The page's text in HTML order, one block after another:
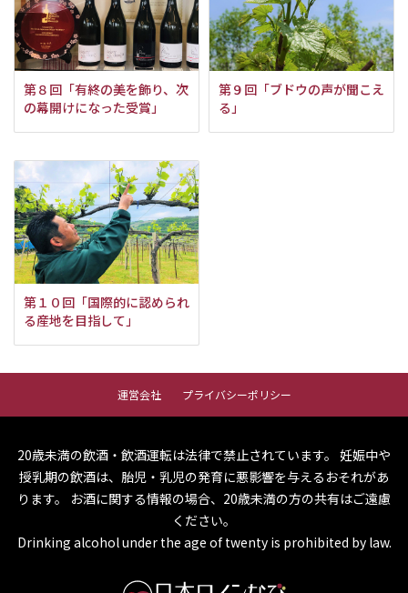
第８回「有終の美を飾り、次
の幕開けになった受賞」
第９回「ブドウの声が聞こえ
る」
第１０回「国際的に認められ
る産地を目指して」
運営会社 プライバシーポリシー
20歳未満の飲酒・飲酒運転は法律で禁止されています。 妊娠中や
授乳期の飲酒は、胎児・乳児の発育に悪影響を与えるおそれがあ
ります。
お酒に関する情報の場合、20歳未満の方の共有はご遠慮
ください。
Drinking alcohol under the age of twenty is prohibited by law.